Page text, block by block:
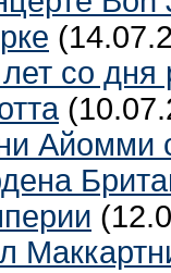
со
Айомми